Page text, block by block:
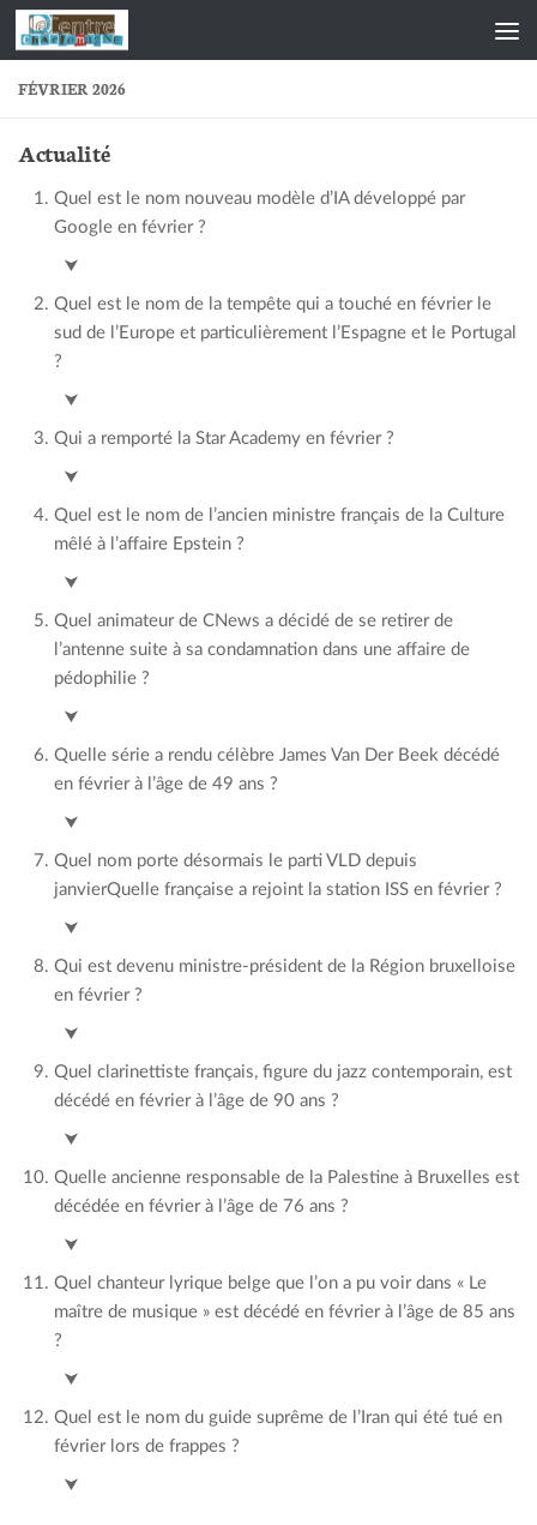
Skip to content
FÉVRIER 2026
Actualité
Quel est le nom nouveau modèle d’IA développé par
Google en février ?
Project Genie
⮟
Quel est le nom de la tempête qui a touché en février le
sud de l’Europe et particulièrement l’Espagne et le Portugal
?
Leonardo
⮟
Qui a remporté la Star Academy en février ?
Ambre
⮟
Quel est le nom de l’ancien ministre français de la Culture
mêlé à l’affaire Epstein ?
Jack Lang
⮟
Quel animateur de CNews a décidé de se retirer de
l’antenne suite à sa condamnation dans une affaire de
pédophilie ?
Jean-Marc Morandini
⮟
Quelle série a rendu célèbre James Van Der Beek décédé
en février à l’âge de 49 ans ?
Dawson
⮟
Quel nom porte désormais le parti VLD depuis
janvierQuelle française a rejoint la station ISS en février ?
Sophie Adenot
⮟
Qui est devenu ministre-président de la Région bruxelloise
en février ?
Boris Dilliès
⮟
Quel clarinettiste français, figure du jazz contemporain, est
décédé en février à l’âge de 90 ans ?
Michel Portal
⮟
Quelle ancienne responsable de la Palestine à Bruxelles est
décédée en février à l’âge de 76 ans ?
Leila Shahid
⮟
Quel chanteur lyrique belge que l’on a pu voir dans « Le
maître de musique » est décédé en février à l’âge de 85 ans
?
José van Dam
⮟
Quel est le nom du guide suprême de l’Iran qui été tué en
février lors de frappes ?
Ali Khamenei
⮟